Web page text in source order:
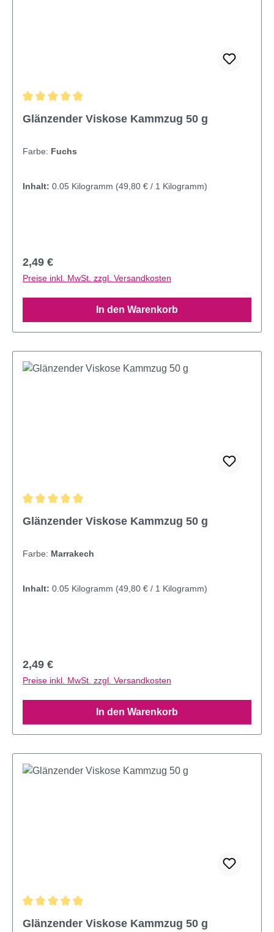
Glänzender Viskose Kammzug 50 g
Farbe: Fuchs
Inhalt: 0.05 Kilogramm (49,80 € / 1 Kilogramm)
Regulärer Preis:
2,49 €
Preise inkl. MwSt. zzgl. Versandkosten
In den Warenkorb
Glänzender Viskose Kammzug 50 g
Farbe: Marrakech
Inhalt: 0.05 Kilogramm (49,80 € / 1 Kilogramm)
Regulärer Preis:
2,49 €
Preise inkl. MwSt. zzgl. Versandkosten
In den Warenkorb
Glänzender Viskose Kammzug 50 g